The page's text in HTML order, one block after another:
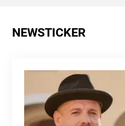
NEWSTICKER